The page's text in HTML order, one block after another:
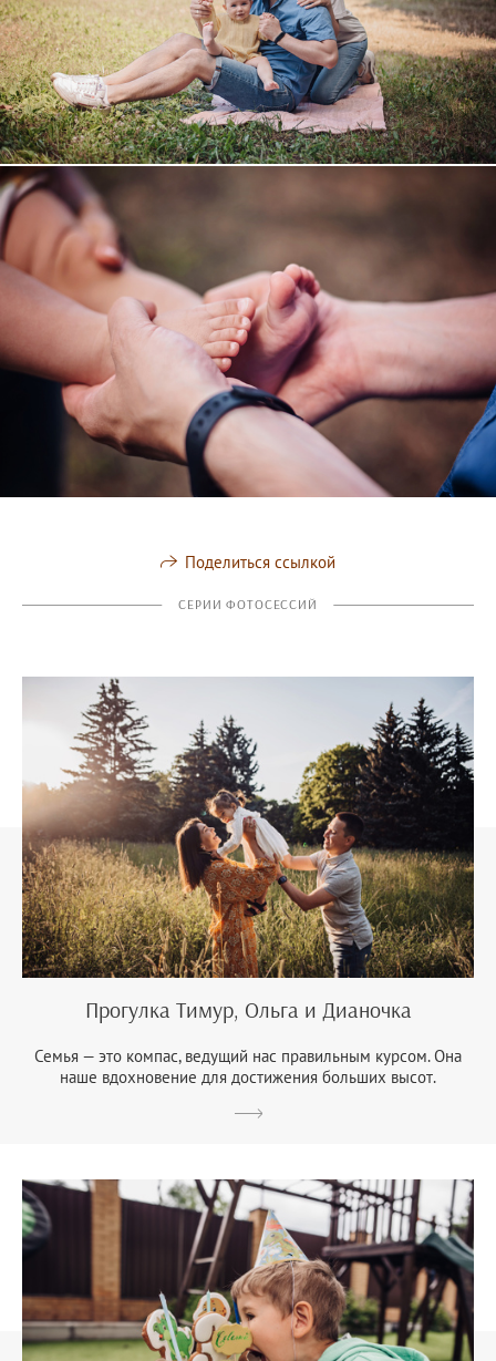
Поделиться ссылкой
СЕРИИ ФОТОСЕССИЙ
Прогулка Тимур, Ольга и Дианочка
Семья — это компас, ведущий нас правильным курсом. Она
наше вдохновение для достижения больших высот.